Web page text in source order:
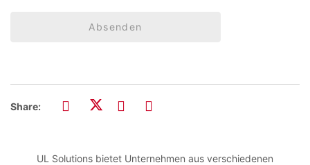
Absenden
Share:
UL Solutions bietet Unternehmen aus verschiedenen